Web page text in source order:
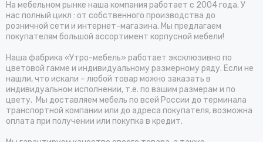
На мебельном рынке наша компания работает с 2004 года. У
нас полный цикл : от собственного производства до
розничной сети и интернет-магазина. Мы предлагаем
покупателям большой ассортимент корпусной мебели!
Наша фабрика «Утро-мебель» работает эксклюзивно по
цветовой гамме и индивидуальному размерному ряду. Если не
нашли, что искали – любой товар можно заказать в
индивидуальном исполнении, т.е. по вашим размерам и по
цвету. Мы доставляем мебель по всей России до терминала
транспортной компании или до адреса покупателя, возможна
оплата при получении или покупка в кредит.